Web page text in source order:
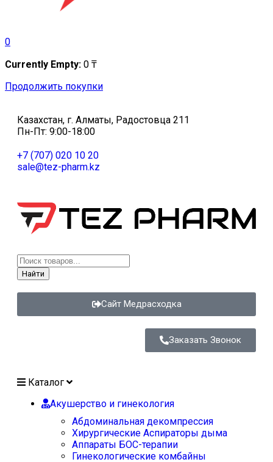
0
Currently Empty: 0 ₸
Продолжить покупки
Казахстан, г. Алматы, Радостовца 211
Пн-Пт: 9:00-18:00
+7 (707) 020 10 20
sale@tez-pharm.kz
Найти
Сайт Медрасходка
Заказать Звонок
Каталог
Акушерство и гинекология
Абдоминальная декомпрессия
Хирургические Аспираторы дыма
Аппараты БОС-терапии
Гинекологические комбайны